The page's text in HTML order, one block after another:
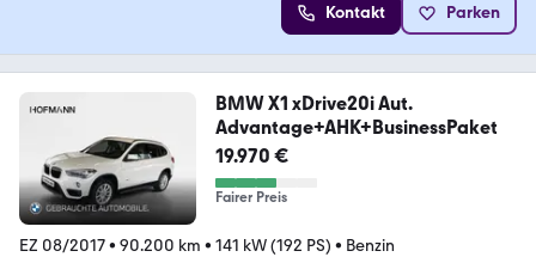
Kontakt Parken
BMW X1 xDrive20i Aut.
Advantage+AHK+BusinessPaket
19.970 €
Fairer Preis
EZ 08/2017• 90.200 km • 141 kW (192 PS) • Benzin